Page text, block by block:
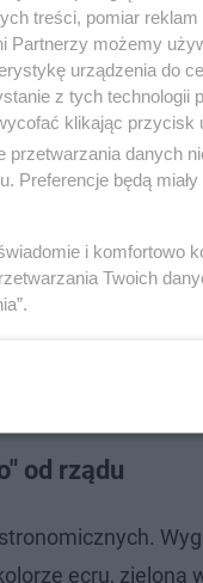
od rządu
ecru, zielona
treści, pomiar
Partnerzy możemy
urządzenia do
z tych technologii
klikając przycisk
przetwarzania danych
Preferencje będą
i komfortowo
Twoich